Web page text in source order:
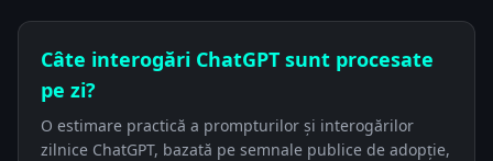
Câte interogări ChatGPT sunt procesate
pe zi?
O estimare practică a prompturilor și interogărilor
zilnice ChatGPT, bazată pe semnale publice de adopție,